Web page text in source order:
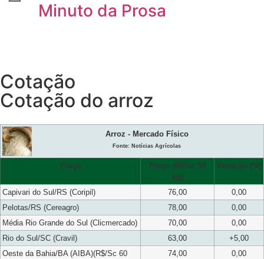
Minuto da Prosa
Cotação
Cotação do arroz
Arroz - Mercado Físico
Fonte: Notícias Agrícolas
Praça
Preço (R$/sc 50
kg)
Variação (%)
Capivari do Sul/RS (Coripil) 76,00
0,00
Pelotas/RS (Cereagro)
78,00
0,00
Média Rio Grande do Sul (Clicmercado)
70,00
0,00
Rio do Sul/SC (Cravil)
63,00
+5,00
Oeste da Bahia/BA (AIBA)(R$/Sc 60
74,00 0,00